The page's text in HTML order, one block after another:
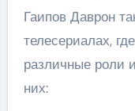
Гаипов Даврон
телесериалах,
различные роли
них: